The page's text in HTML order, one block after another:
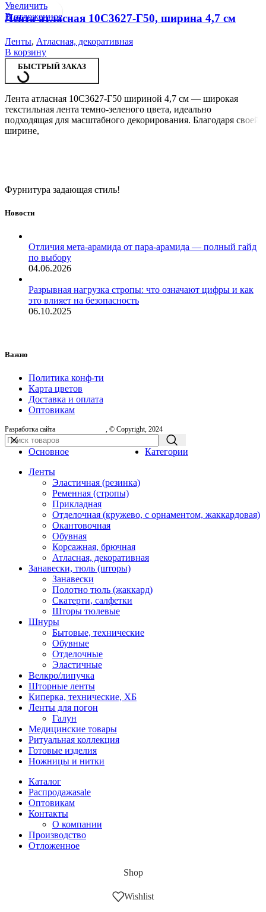
Увеличить
В отложенное
Лента атласная 10С3627-Г50, ширина 4,7 см
Ленты, Атласная, декоративная
В корзину
БЫСТРЫЙ ЗАКАЗ
Лента атласная 10С3627-Г50 шириной 4,7 см — широкая
текстильная лента темно-зеленого цвета, идеально
подходящая для масштабного декорирования. Благодаря своей
ширине,
Фурнитура задающая стиль!
Новости
Отличия мета-арамида от пара-арамида — полный гайд
по выбору
04.06.2026
Разрывная нагрузка стропы: что означают цифры и как
это влияет на безопасность
06.10.2025
Важно
Политика конф-ти
Карта цветов
Доставка и оплата
Оптовикам
Разработка сайта , © Copyright, 2024
Основное
Категории
Ленты
Эластичная (резинка)
Ременная (стропы)
Прикладная
Отделочная (кружево, с орнаментом, жаккардовая)
Окантовочная
Обувная
Корсажная, брючная
Атласная, декоративная
Занавески, тюль (шторы)
Занавески
Полотно тюль (жаккард)
Скатерти, салфетки
Шторы тюлевые
Шнуры
Бытовые, технические
Обувные
Отделочные
Эластичные
Велкро/липучка
Шторные ленты
Киперка, технические, ХБ
Ленты для погон
Галун
Медицинские товары
Ритуальная коллекция
Готовые изделия
Ножницы и нитки
Каталог
Распродажаsale
Оптовикам
Контакты
О компании
Производство
Отложенное
Shop
Wishlist